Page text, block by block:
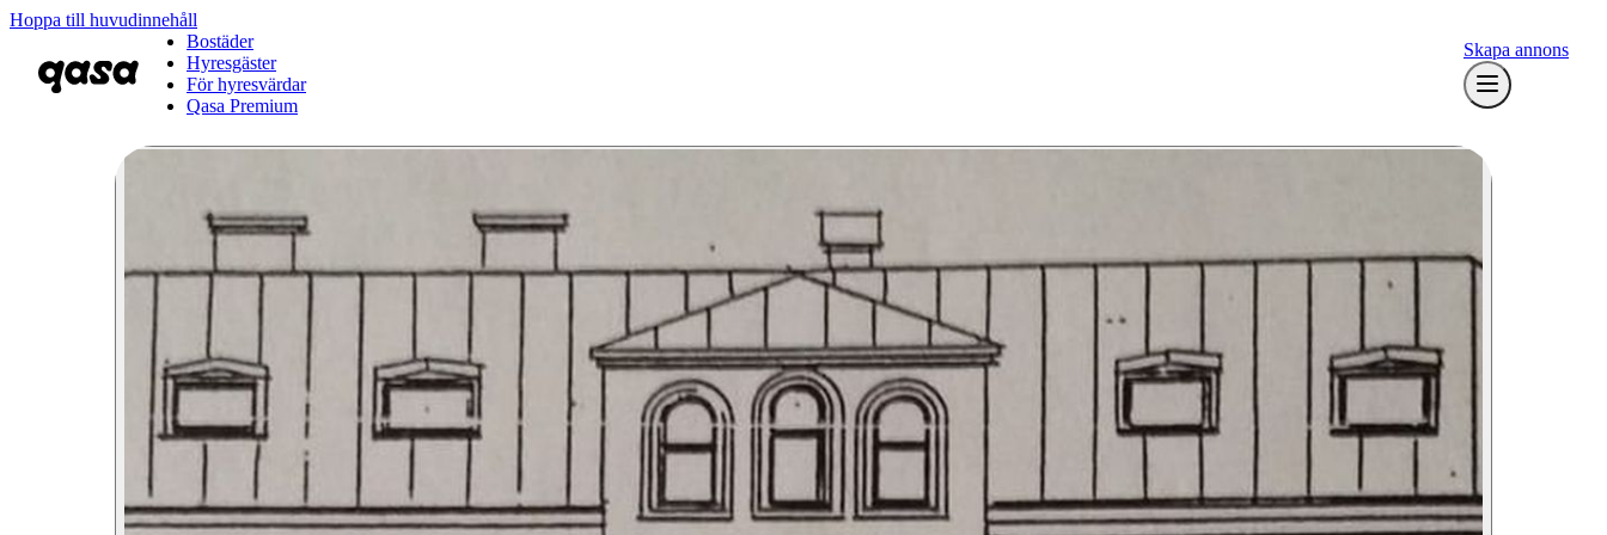
Hoppa till huvudinnehåll
Bostäder
Hyresgäster
För hyresvärdar
Qasa Premium
Skapa annons